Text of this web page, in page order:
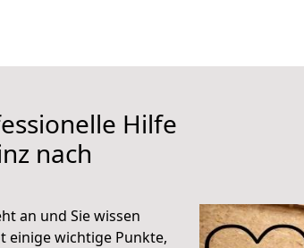
Hilfe
nach
an und Sie wissen
einige wichtige Punkte,